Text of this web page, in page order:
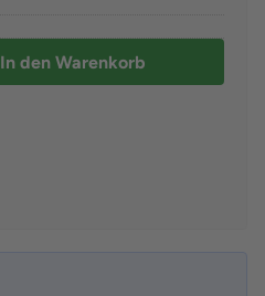
In den Warenkorb